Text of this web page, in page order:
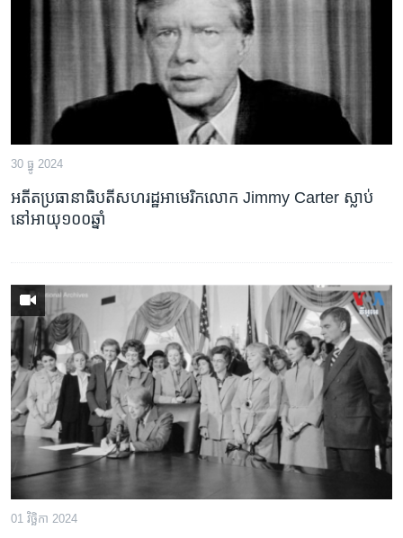
30 ធ្នូ 2024
អតីតប្រធានាធិបតី​សហរដ្ឋ​អាមេរិក​លោក Jimmy Carter ស្លាប់​
នៅអាយុ​១០០ឆ្នាំ
01 វិច្ឆិកា 2024